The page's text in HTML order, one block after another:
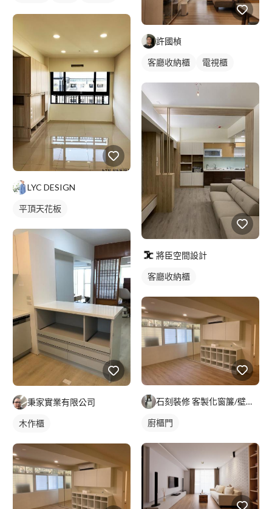
LYC DESIGN
平頂天花板
秉家實業有限公司
木作櫃
許國楨
客廳收納櫃 電視櫃
將臣空間設計
客廳收納櫃
石刻裝修 客製化窗簾/壁紙/地板/系統櫃
廚櫃門